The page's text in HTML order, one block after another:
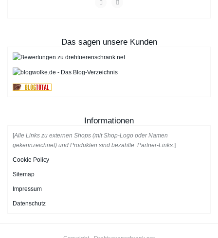
Das sagen unsere Kunden
Informationen
[Alle Links zu externen Shops (mit Shop-Logo oder Namen
gekennzeichnet) und Produkten sind bezahlte Partner-Links. ]
Cookie Policy
Sitemap
Impressum
Datenschutz